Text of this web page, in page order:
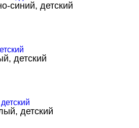
синий, детский
детский
детский